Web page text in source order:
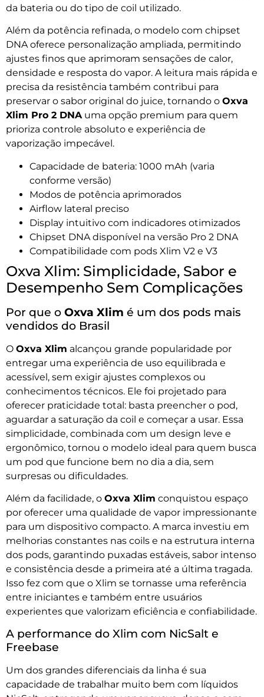
da bateria ou do tipo de coil utilizado.
Além da potência refinada, o modelo com chipset
DNA oferece personalização ampliada, permitindo
ajustes finos que aprimoram sensações de calor,
densidade e resposta do vapor. A leitura mais rápida e
precisa da resistência também contribui para
preservar o sabor original do juice, tornando o Oxva
Xlim Pro 2 DNAuma opção premium para quem
prioriza controle absoluto e experiência de
vaporização impecável.
Capacidade de bateria: 1000 mAh (varia
conforme versão)
Modos de potência aprimorados
Airflow lateral preciso
Display intuitivo com indicadores otimizados
Chipset DNA disponível na versão Pro 2 DNA
Compatibilidade com pods Xlim V2 e V3
Oxva Xlim: Simplicidade, Sabor e
Desempenho Sem Complicações
Por que o Oxva Xlim é um dos pods mais
vendidos do Brasil
O Oxva Xlim alcançou grande popularidade por
entregar uma experiência de uso equilibrada e
acessível, sem exigir ajustes complexos ou
conhecimentos técnicos. Ele foi projetado para
oferecer praticidade total: basta preencher o pod,
aguardar a saturação da coil e começar a usar. Essa
simplicidade, combinada com um design leve e
ergonômico, tornou o modelo ideal para quem busca
um pod que funcione bem no dia a dia, sem
surpresas ou dificuldades.
Além da facilidade, o Oxva Xlim conquistou espaço
por oferecer uma qualidade de vapor impressionante
para um dispositivo compacto. A marca investiu em
melhorias constantes nas coils e na estrutura interna
dos pods, garantindo puxadas estáveis, sabor intenso
e consistência desde a primeira até a última tragada.
Isso fez com que o Xlim se tornasse uma referência
entre iniciantes e também entre usuários
experientes que valorizam eficiência e confiabilidade.
A performance do Xlim com NicSalt e
Freebase
Um dos grandes diferenciais da linha é sua
capacidade de trabalhar muito bem com líquidos